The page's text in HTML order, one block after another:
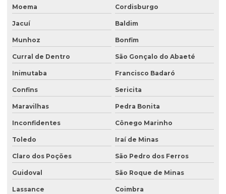
Moema Cordisburgo
Jacuí Baldim
Munhoz Bonfim
Curral de Dentro São Gonçalo do Abaeté
Inimutaba Francisco Badaró
Confins Sericita
Maravilhas Pedra Bonita
Inconfidentes Cônego Marinho
Toledo Iraí de Minas
Claro dos Poções São Pedro dos Ferros
Guidoval São Roque de Minas
Lassance Coimbra